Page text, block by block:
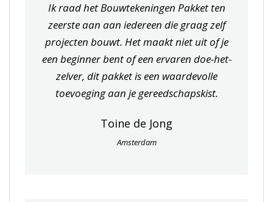
Ik raad het Bouwtekeningen Pakket ten
zeerste aan aan iedereen die graag zelf
projecten bouwt. Het maakt niet uit of je
een beginner bent of een ervaren doe-het-
zelver, dit pakket is een waardevolle
toevoeging aan je gereedschapskist.
Toine de Jong
Amsterdam